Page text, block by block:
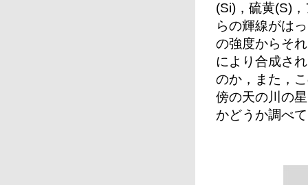
(Si)，硫黄(S)
らの輝線がは
の強度からそ
により合成さ
のか，また，
傍の天の川の
かどうか調べ